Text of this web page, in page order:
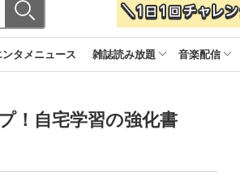
ンタメニュース 雑誌読み放題 音楽配信
！自宅学習の強化書